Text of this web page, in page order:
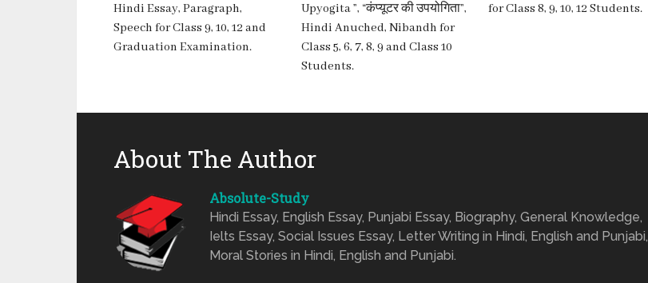
Hindi Essay, Paragraph,
Speech for Class 9, 10, 12 and
Graduation Examination.
Upyogita ”, “कंप्यूटर की उपयोगिता”,
Hindi Anuched, Nibandh for
Class 5, 6, 7, 8, 9 and Class 10
Students.
for Class 8, 9, 10, 12 Students.
About The Author
Absolute-Study
Hindi Essay, English Essay, Punjabi Essay, Biography, General Knowledge,
Ielts Essay, Social Issues Essay, Letter Writing in Hindi, English and Punjabi,
Moral Stories in Hindi, English and Punjabi.